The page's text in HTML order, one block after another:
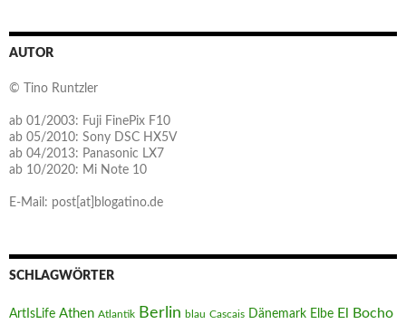
AUTOR
© Tino Runtzler
ab 01/2003: Fuji FinePix F10
ab 05/2010: Sony DSC HX5V
ab 04/2013: Panasonic LX7
ab 10/2020: Mi Note 10
E-Mail: post[at]blogatino.de
SCHLAGWÖRTER
ArtIsLife Athen Atlantik Berlin blau Cascais Dänemark Elbe El Bocho